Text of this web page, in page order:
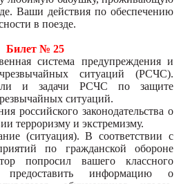
Ваши действия по обеспечению
в поезде.
Билет № 25
система предупреждения и
ситуаций (РСЧС).
и задачи РСЧС по защите
ситуаций.
российского законодательства о
терроризму и экстремизму.
(ситуация). В соответствии с
по гражданской обороне
попросил вашего классного
предоставить информацию о